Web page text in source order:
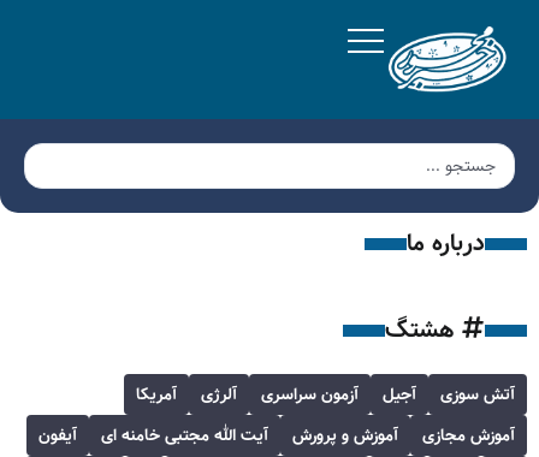
درباره ما
هشتگ
آتش سوزی آجیل آزمون سراسری آلرژی
آمریکا
آموزش مجازی
آموزش و پرورش آیت الله مجتبی خامنه ای
آیفون